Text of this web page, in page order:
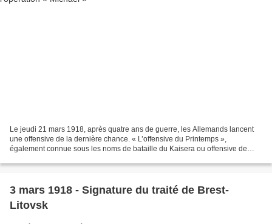
Le jeudi 21 mars 1918, après quatre ans de guerre, les Allemands lancent
une offensive de la dernière chance. « L’offensive du Printemps »,
également connue sous les noms de bataille du Kaisera ou offensive de
3 mars 1918 - Signature du traité de Brest-
Litovsk